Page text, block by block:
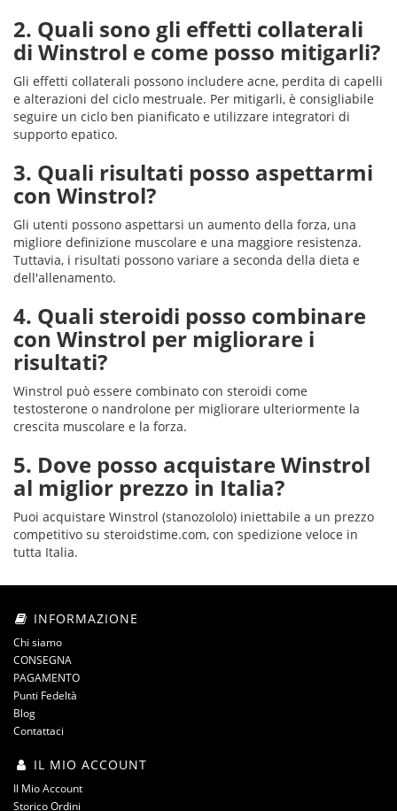
2. Quali sono gli effetti collaterali
di Winstrol e come posso mitigarli?
Gli effetti collaterali possono includere acne, perdita di capelli
e alterazioni del ciclo mestruale. Per mitigarli, è consigliabile
seguire un ciclo ben pianificato e utilizzare integratori di
supporto epatico.
3. Quali risultati posso aspettarmi
con Winstrol?
Gli utenti possono aspettarsi un aumento della forza, una
migliore definizione muscolare e una maggiore resistenza.
Tuttavia, i risultati possono variare a seconda della dieta e
dell'allenamento.
4. Quali steroidi posso combinare
con Winstrol per migliorare i
risultati?
Winstrol può essere combinato con steroidi come
testosterone o nandrolone per migliorare ulteriormente la
crescita muscolare e la forza.
5. Dove posso acquistare Winstrol
al miglior prezzo in Italia?
Puoi acquistare Winstrol (stanozololo) iniettabile a un prezzo
competitivo su steroidstime.com, con spedizione veloce in
tutta Italia.
INFORMAZIONE
Chi siamo
CONSEGNA
PAGAMENTO
Punti Fedeltà
Blog
Contattaci
IL MIO ACCOUNT
Il Mio Account
Storico Ordini